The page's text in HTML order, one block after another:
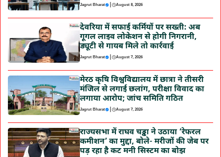
Jagrut Bharat | August 8, 2026
देवरिया में सफाई कर्मियों पर सख्ती: अब
गूगल लाइव लोकेशन से होगी निगरानी,
ड्यूटी से गायब मिले तो कार्रवाई
Jagrut Bharat | August 7, 2026
मेरठ कृषि विश्वविद्यालय में छात्रा ने तीसरी
मंजिल से लगाई छलांग, परीक्षा विवाद का
लगाया आरोप; जांच समिति गठित
Jagrut Bharat | August 7, 2026
राज्यसभा में राघव चड्ढा ने उठाया ‘रेफरल
कमीशन’ का मुद्दा, बोले- मरीजों की जेब पर
पड़ रहा है कट मनी सिस्टम का बोझ